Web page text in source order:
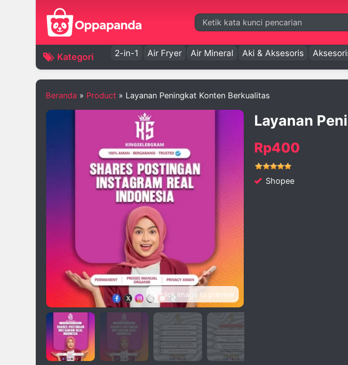
Cari
Kategori 2-in-1 Air Fryer Air Mineral Aki & Aksesoris
Beranda » Product » Layanan Peningkat Konten Berkualitas
click image to preview
Layanan
Rp400
Shopee